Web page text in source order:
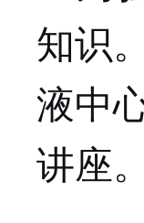
知识。
液中
讲座。